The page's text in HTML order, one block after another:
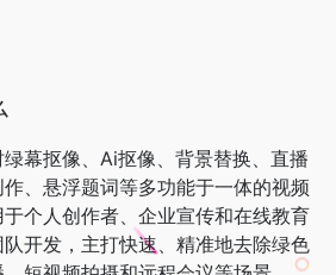
幕抠像、Ai抠像、背景替换、直播
、悬浮题词等多功能于一体的视频
个人创作者、企业宣传和在线教育
开发，主打快速、精准地去除绿色